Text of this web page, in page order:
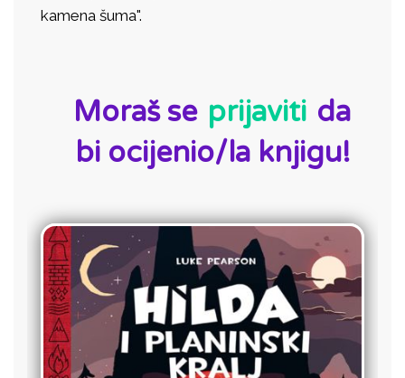
kamena šuma".
Moraš se prijaviti da
bi ocijenio/la knjigu!